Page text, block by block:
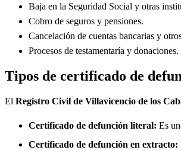
Baja en la Seguridad Social y otras
Cobro de seguros y pensiones.
Cancelación de cuentas bancarias y
Procesos de testamentaría y donaciones.
Tipos de certificado de
El Registro Civil de Villavicencio de los
Certificado de defunción literal: Es
Certificado de defunción en extracto: